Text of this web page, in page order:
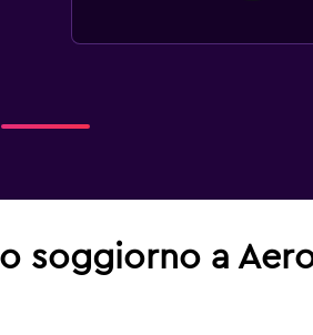
soggiorno a